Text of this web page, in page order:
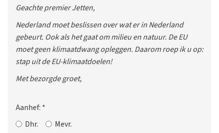
Geachte premier Jetten,
Nederland moet beslissen over wat er in Nederland
gebeurt. Ook als het gaat om milieu en natuur. De EU
moet geen klimaatdwang opleggen. Daarom roep ik u op:
stap uit de EU-klimaatdoelen!
Met bezorgde groet,
Aanhef: *
Dhr.
Mevr.